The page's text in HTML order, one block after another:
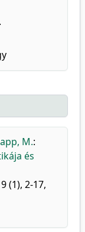
M.:
és
9 (1), 2-17,